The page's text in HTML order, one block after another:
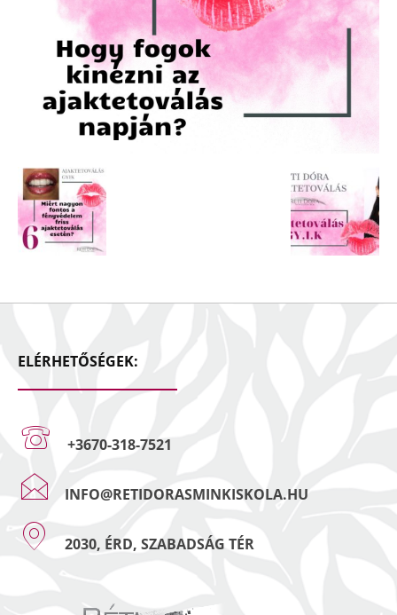
ELÉRHETŐSÉGEK:
+3670-318-7521
INFO@RETIDORASMINKISKOLA.HU
2030, ÉRD, SZABADSÁG TÉR